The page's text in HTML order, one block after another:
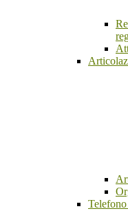
Telefono